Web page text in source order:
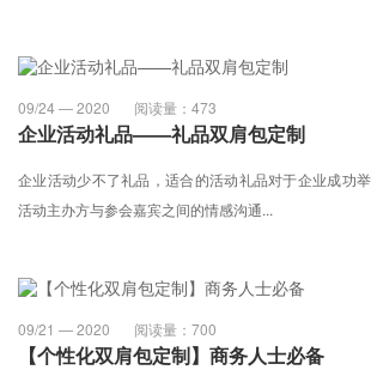
09/24 — 2020 阅读量： 473
企业活动礼品——礼品双肩包定制
企业活动少不了礼品，适合的活动礼品对于企业成功
活动主办方与参会嘉宾之间的情感沟通...
09/21 — 2020 阅读量： 700
【个性化双肩包定制】商务人士必备